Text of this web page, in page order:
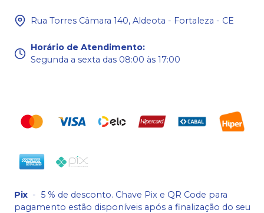
Rua Torres Câmara 140, Aldeota - Fortaleza - CE
Horário de Atendimento:
Segunda a sexta das 08:00 às 17:00
Pix - 5 % de desconto. Chave Pix e QR Code para
pagamento estão disponíveis após a finalização do seu